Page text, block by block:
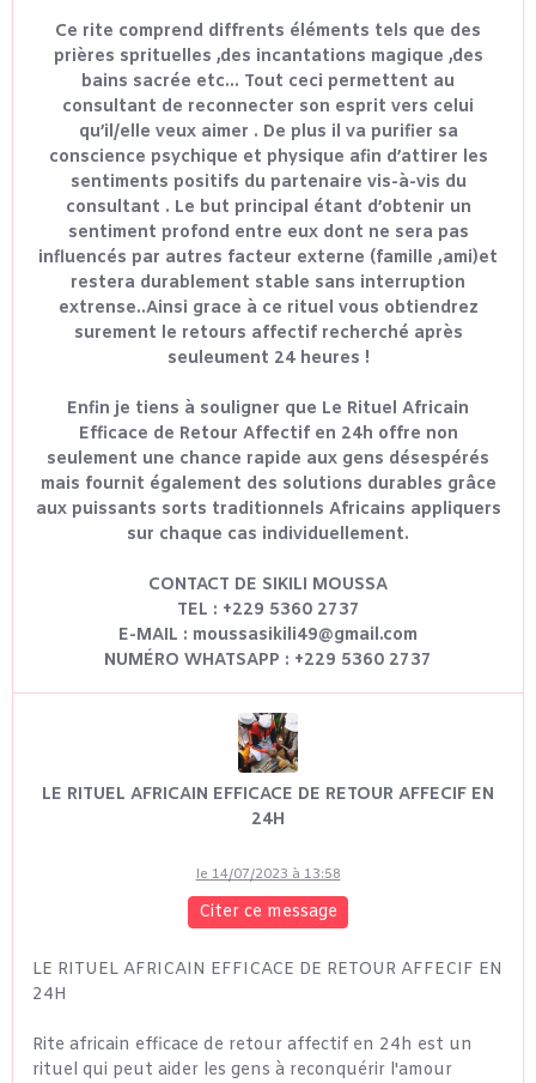
Ce rite comprend diffrents éléments tels que des
prières sprituelles ,des incantations magique ,des
bains sacrée etc... Tout ceci permettent au
consultant de reconnecter son esprit vers celui
qu’il/elle veux aimer . De plus il va purifier sa
conscience psychique et physique afin d’attirer les
sentiments positifs du partenaire vis-à-vis du
consultant . Le but principal étant d’obtenir un
sentiment profond entre eux dont ne sera pas
influencés par autres facteur externe (famille ,ami)et
restera durablement stable sans interruption
extrense..Ainsi grace à ce rituel vous obtiendrez
surement le retours affectif recherché après
seuleument 24 heures !
Enfin je tiens à souligner que Le Rituel Africain
Efficace de Retour Affectif en 24h offre non
seulement une chance rapide aux gens désespérés
mais fournit également des solutions durables grâce
aux puissants sorts traditionnels Africains appliquers
sur chaque cas individuellement.
CONTACT DE SIKILI MOUSSA
TEL : +229 5360 2737
E-MAIL : moussasikili49@gmail.com
NUMÉRO WHATSAPP : +229 5360 2737
LE RITUEL AFRICAIN EFFICACE DE RETOUR AFFECIF EN
24H
le 14/07/2023 à 13:58
Citer ce message
LE RITUEL AFRICAIN EFFICACE DE RETOUR AFFECIF EN
24H
Rite africain efficace de retour affectif en 24h est un
rituel qui peut aider les gens à reconquérir l'amour